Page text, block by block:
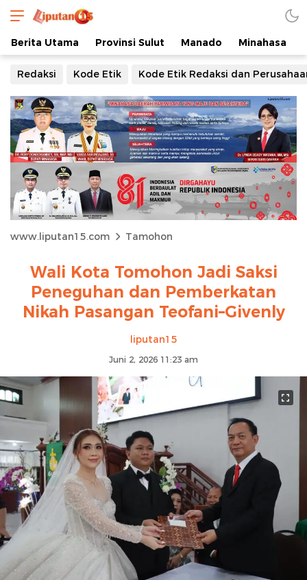
Berita Utama Provinsi Sulut Manado Minahasa
Redaksi Kode Etik Kode Etik Redaksi dan
www.liputan15.com Tamohon
Wali Kota Tomohon Jadi Saksi
Peneguhan dan Pemberkatan
Nikah Pasangan Teofani–Givenly
liputan15
Juni 2, 2026 11:23 am